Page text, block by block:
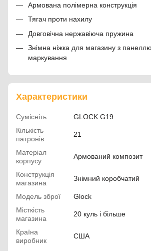
Армована полімерна конструкція
Тягач проти нахилу
Довговічна нержавіюча пружина
Знімна ніжка для магазину з
маркування
Характеристики
Сумісніть
GLOCK G19
Кількість
патронів
21
Матеріал
корпусу
Армований композит
Конструкція
магазина
Знімний коробчатий
Модель зброї
Glock
Місткість
магазина
20 куль і більше
Країна
виробник
США